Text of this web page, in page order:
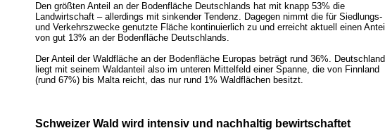
Den größten Anteil an der Bodenfläche Deutschlands hat mit knapp 53% die
Landwirtschaft – allerdings mit sinkender Tendenz. Dagegen nimmt die für Siedlungs-
und Verkehrszwecke genutzte Fläche kontinuierlich zu und erreicht aktuell einen Anteil
von gut 13% an der Bodenfläche Deutschlands.
Der Anteil der Waldfläche an der Bodenfläche Europas beträgt rund 36%. Deutschland
liegt mit seinem Waldanteil also im unteren Mittelfeld einer Spanne, die von Finnland
(rund 67%) bis Malta reicht, das nur rund 1% Waldflächen besitzt.
Schweizer Wald wird intensiv und nachhaltig bewirtschaftet